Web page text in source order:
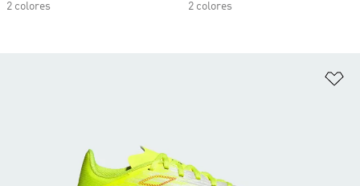
2 colores
2 colores